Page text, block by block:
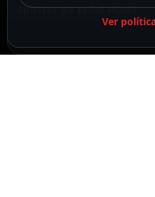
Splitter de señal HDMI
Ver